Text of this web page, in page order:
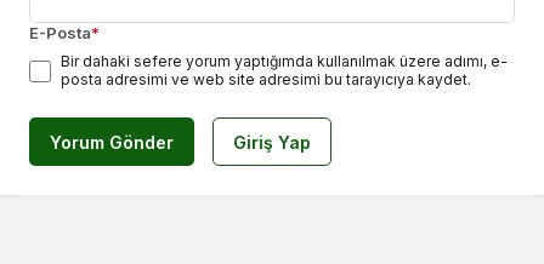
E-Posta*
Bir dahaki sefere yorum yaptığımda kullanılmak üzere adımı, e-
posta adresimi ve web site adresimi bu tarayıcıya kaydet.
Yorum Gönder Giriş Yap